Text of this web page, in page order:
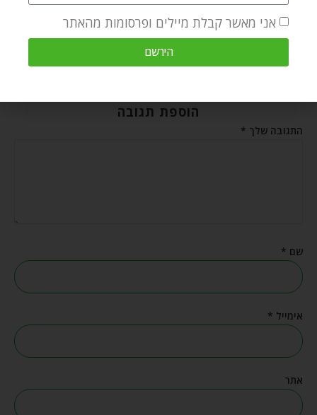
אוגוסט 6, 2026
הוספת תגובה
התגובה שלך *
שם *
אימייל *
אתר
אני מאשר קבלת מיילים ופרסומות מהאתר
הירשם